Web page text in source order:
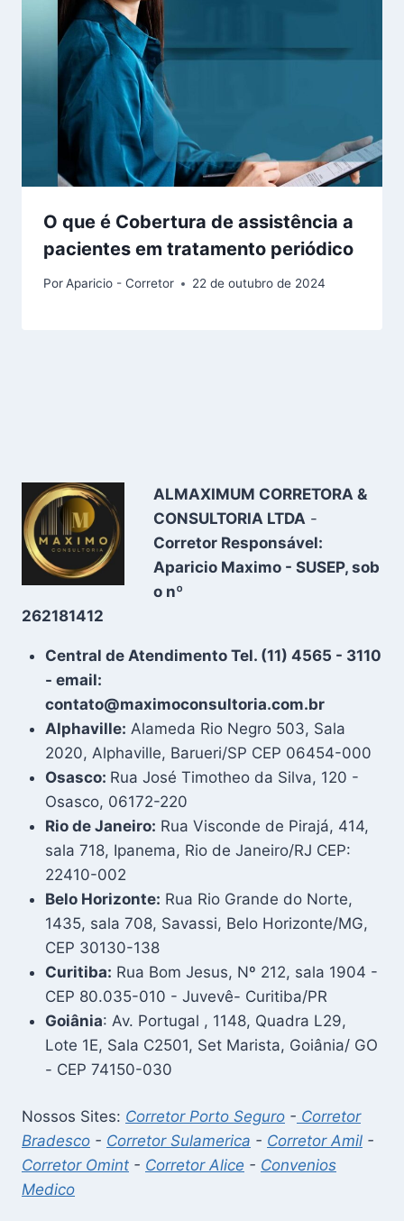
O que é Cobertura de assistência a
pacientes em tratamento periódico
PorAparicio - Corretor 22 de outubro de 2024
ALMAXIMUM CORRETORA &
CONSULTORIA LTDA -
Corretor Responsável:
Aparicio Maximo - SUSEP, sob
o nº
262181412
Central de Atendimento Tel. (11) 4565 - 3110
- email:
contato@maximoconsultoria.com.br
Alphaville: Alameda Rio Negro 503, Sala
2020, Alphaville, Barueri/SP CEP 06454-000
Osasco: Rua José Timotheo da Silva, 120 -
Osasco, 06172-220
Rio de Janeiro: Rua Visconde de Pirajá, 414,
sala 718, Ipanema, Rio de Janeiro/RJ CEP:
22410-002
Belo Horizonte: Rua Rio Grande do Norte,
1435, sala 708, Savassi, Belo Horizonte/MG,
CEP 30130-138
Curitiba: Rua Bom Jesus, Nº 212, sala 1904 -
CEP 80.035-010 - Juvevê- Curitiba/PR
Goiânia: Av. Portugal , 1148, Quadra L29,
Lote 1E, Sala C2501, Set Marista, Goiânia/ GO
- CEP 74150-030
Nossos Sites: Corretor Porto Seguro - Corretor
Bradesco - Corretor Sulamerica - Corretor Amil -
Corretor Omint - Corretor Alice - Convenios
Medico